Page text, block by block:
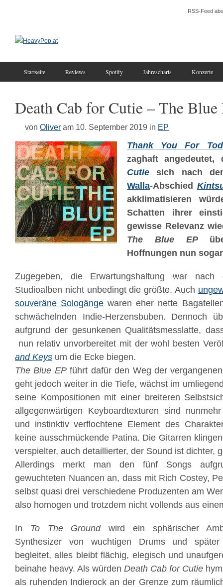
RSS-Feed
Startseite Reviews Spotify Jahrescharts Konzerte
Death Cab for Cutie – The Blue
von Oliver am 10. September 2019 in EP
Thank You For
zaghaft
Cutie sich nach
Walla-Abschied
akklimatisieren
Schatten ihrer
gewisse Relevanz
The Blue EP
Hoffnungen nun
Zugegeben, die Erwartungshaltung war nach
Studioalben nicht unbedingt die größte. Auch
souveräne Sologänge waren eher nette
schwächelnden Indie-Herzensbuben. Dennoch
aufgrund der gesunkenen Qualitätsmesslatte,
nun relativ unvorbereitet mit der wohl besten
and Keys um die Ecke biegen.
The Blue EPführt dafür den Weg der
geht jedoch weiter in die Tiefe, wächst im
seine Kompositionen mit einer breiteren
allgegenwärtigen Keyboardtexturen sind
und instinktiv verflochtene Element des
keine ausschmückende Patina. Die Gitarren
verspielter, auch detaillierter, der Sound ist dichter,
Allerdings merkt man den fünf Songs
gewuchteten Nuancen an, dass mit Rich Costey,
selbst quasi drei verschiedene Produzenten am
also homogen und trotzdem nicht vollends aus
In To The Groundwird ein sphärischer
Synthesizer von wuchtigen Drums und später
begleitet, alles bleibt flächig, elegisch und
beinahe heavy. Als würden Death Cab for Cutie
als ruhenden Indierock an der Grenze zum